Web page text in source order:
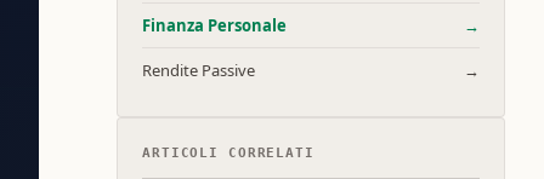
Finanza Personale →
Rendite Passive →
ARTICOLI CORRELATI